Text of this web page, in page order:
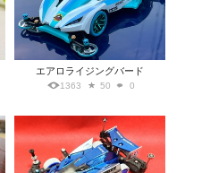
エアロライジングバード
1363 50 0